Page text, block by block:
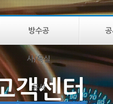
방수공
사/욕실
공사
객센터